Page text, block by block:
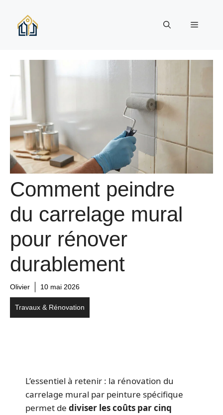
contenu
Menu
Comment peindre
du carrelage mural
pour rénover
durablement
Olivier 10 mai 2026
Travaux & Rénovation
L’essentiel à retenir : la rénovation du
carrelage mural par peinture spécifique
permet dediviser les coûts par cinq